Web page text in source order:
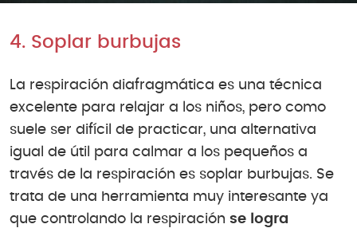
4. Soplar burbujas
La respiración diafragmática es una técnica
excelente para relajar a los niños, pero como
suele ser difícil de practicar, una alternativa
igual de útil para calmar a los pequeños a
través de la respiración es soplar burbujas. Se
trata de una herramienta muy interesante ya
que controlando la respiración se logra